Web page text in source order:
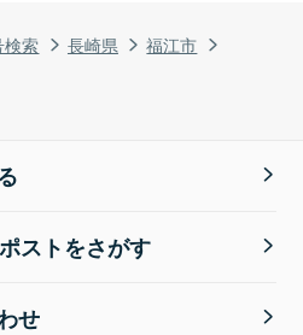
検索 長崎県
福江市
ストをさがす
せ